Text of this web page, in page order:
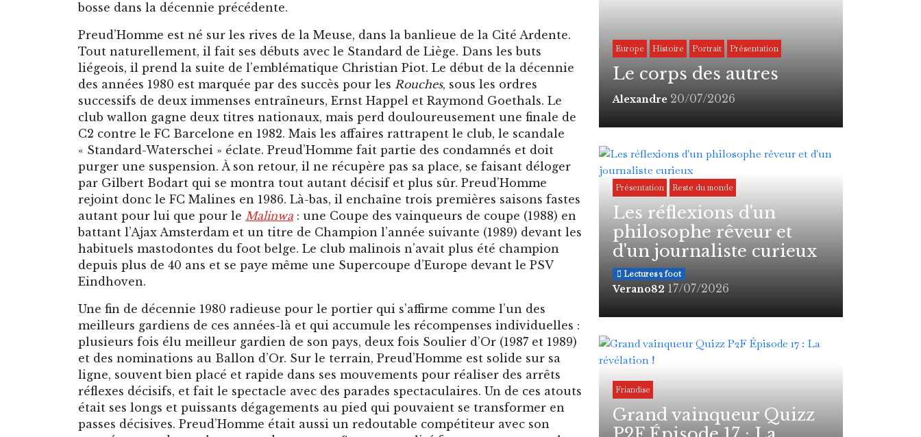
bosse dans la décennie précédente.
Preud’Homme est né sur les rives de la Meuse, dans la banlieue de la Cité Ardente.
Tout naturellement, il fait ses débuts avec le Standard de Liège. Dans les buts
liégeois, il prend la suite de l’emblématique Christian Piot. Le début de la décennie
des années 1980 est marquée par des succès pour les Rouches, sous les ordres
successifs de deux immenses entraîneurs, Ernst Happel et Raymond Goethals. Le
club wallon gagne deux titres nationaux, mais perd douloureusement une finale de
C2 contre le FC Barcelone en 1982. Mais les affaires rattrapent le club, le scandale
« Standard-Waterschei » éclate. Preud’Homme fait partie des condamnés et doit
purger une suspension. À son retour, il ne récupère pas sa place, se faisant déloger
par Gilbert Bodart qui se montra tout autant décisif et plus sûr. Preud’Homme
rejoint donc le FC Malines en 1986. Là-bas, il enchaîne trois premières saisons fastes
autant pour lui que pour le Malinwa : une Coupe des vainqueurs de coupe (1988) en
battant l’Ajax Amsterdam et un titre de Champion l’année suivante (1989) devant les
habituels mastodontes du foot belge. Le club malinois n’avait plus été champion
depuis plus de 40 ans et se paye même une Supercoupe d’Europe devant le PSV
Eindhoven.
Une fin de décennie 1980 radieuse pour le portier qui s’affirme comme l’un des
meilleurs gardiens de ces années-là et qui accumule les récompenses individuelles :
plusieurs fois élu meilleur gardien de son pays, deux fois Soulier d’Or (1987 et 1989)
et des nominations au Ballon d’Or. Sur le terrain, Preud’Homme est solide sur sa
ligne, souvent bien placé et rapide dans ses mouvements pour réaliser des arrêts
réflexes décisifs, et fait le spectacle avec des parades spectaculaires. Un de ces atouts
était ses longs et puissants dégagements au pied qui pouvaient se transformer en
passes décisives. Preud’Homme était aussi un redoutable compétiteur avec son
Europe Histoire Portrait Présentation
Le corps des autres
Alexandre 20/07/2026
Présentation Reste du monde
Les réflexions d'un
philosophe rêveur et
d'un journaliste curieux
Lectures 2 foot
Verano82 17/07/2026
Friandise
Grand vainqueur Quizz